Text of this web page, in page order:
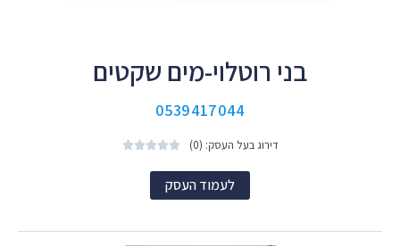
בני רוטלוי-מים שקטים
0539417044
דירוג בעל העסק: (0) 




לעמוד העסק